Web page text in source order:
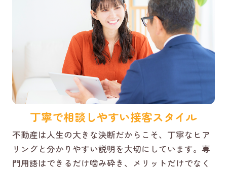
丁寧で相談しやすい接客スタイル
不動産は人生の大きな決断だからこそ、丁寧なヒア
リングと分かりやすい説明を大切にしています。専
門用語はできるだけ噛み砕き、メリットだけでなく